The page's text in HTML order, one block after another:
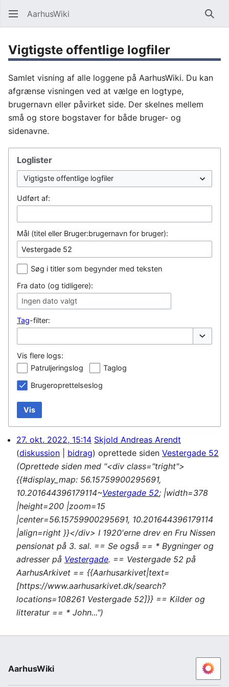
AarhusWiki Søg
Vigtigste offentlige logfiler
Samlet visning af alle loggene på AarhusWiki. Du kan
afgrænse visningen ved at vælge en logtype,
brugernavn eller påvirket side. Der skelnes mellem
små og store bogstaver for både bruger- og
sidenavne.
Loglister
Udført af:
Mål (titel eller Bruger:brugernavn for bruger):
Søg i titler som begynder med teksten
Fra dato (og tidligere):
Ingen dato valgt
Tag-filter:
Vis flere logs:
Patruljeringslog
Taglog
Brugeroprettelseslog
Vis
27. okt. 2022, 15:14 Skjold Andreas Arendt
diskussion
bidrag oprettede siden Vestergade 52
(Oprettede siden med "<div class="tright">
{{#display_map: 56.15759900295691,
10.201644396179114~Vestergade 52; |width=378
|height=200 |zoom=15
|center=56.15759900295691, 10.201644396179114
|align=right }}</div> I 1920'erne drev en Fru Nissen
pensionat på 3. sal. == Se også == * Bygninger og
adresser på Vestergade. == Vestergade 52 på
AarhusArkivet == {{Aarhusarkivet|text=
[https://www.aarhusarkivet.dk/search?
locations=108261 Vestergade 52]}} == Kilder og
litteratur == * John...")
AarhusWiki